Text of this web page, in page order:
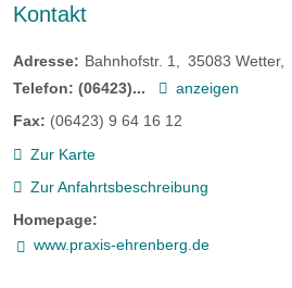
Kontakt
Adresse: Bahnhofstr. 1 35083 Wetter
Telefon: (06423)...
anzeigen
Fax: (06423) 9 64 16 12
Zur Karte
Zur Anfahrtsbeschreibung
Homepage:
www.praxis-ehrenberg.de